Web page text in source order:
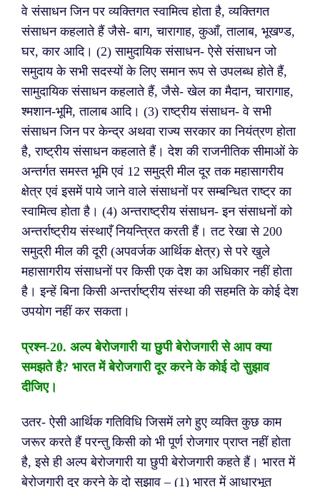
वे संसाधन जिन पर व्यक्तिगत स्वामित्व होता है, व्यक्तिगत
संसाधन कहलाते हैं जैसे- बाग, चारागाह, कुआँ, तालाब, भूखण्ड,
घर, कार आदि। (2) सामुदायिक संसाधन- ऐसे संसाधन जो
समुदाय के सभी सदस्यों के लिए समान रूप से उपलब्ध होते हैं,
सामुदायिक संसाधन कहलाते हैं, जैसे- खेल का मैदान, चारागाह,
श्मशान-भूमि, तालाब आदि। (3) राष्ट्रीय संसाधन- वे सभी
संसाधन जिन पर केन्द्र अथवा राज्य सरकार का नियंत्रण होता
है, राष्ट्रीय संसाधन कहलाते हैं। देश की राजनीतिक सीमाओं के
अन्तर्गत समस्त भूमि एवं 12 समुद्री मील दूर तक महासागरीय
क्षेत्र एवं इसमें पाये जाने वाले संसाधनों पर सम्बन्धित राष्ट्र का
स्वामित्व होता है। (4) अन्तराष्ट्रीय संसाधन- इन संसाधनों को
अन्तर्राष्ट्रीय संस्थाएँ नियन्त्रित करती हैं। तट रेखा से 200
समुद्री मील की दूरी (अपवर्जक आर्थिक क्षेत्र) से परे खुले
महासागरीय संसाधनों पर किसी एक देश का अधिकार नहीं होता
है। इन्हें बिना किसी अन्तर्राष्ट्रीय संस्था की सहमति के कोई देश
उपयोग नहीं कर सकता।
प्रश्न-20. अल्प बेरोजगारी या छुपी बेरोजगारी से आप क्या
समझते है? भारत में बेरोजगारी दूर करने के कोई दो सुझाव
दीजिए।
उतर- ऐसी आर्थिक गतिविधि जिसमें लगे हुए व्यक्ति कुछ काम
जरूर करते हैं परन्तु किसी को भी पूर्ण रोजगार प्राप्त नहीं होता
है, इसे ही अल्प बेरोजगारी या छुपी बेरोजगारी कहते हैं। भारत में
बेरोजगारी दूर करने के दो सुझाव – (1) भारत में आधारभूत